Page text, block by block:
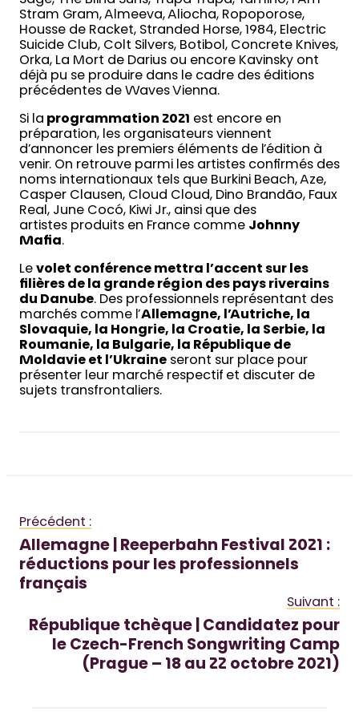
Stram Gram, Almeeva, Aliocha, Ropoporose,
Housse de Racket, Stranded Horse, 1984, Electric
Suicide Club, Colt Silvers, Botibol, Concrete Knives,
Orka, La Mort de Darius ou encore Kavinsky ont
déjà pu se produire dans le cadre des éditions
précédentes de Waves Vienna.
Si la programmation 2021 est encore en
préparation, les organisateurs viennent
d’annoncer les premiers éléments de l’édition à
venir. On retrouve parmi les artistes confirmés des
noms internationaux tels que Burkini Beach, Aze,
Casper Clausen, Cloud Cloud, Dino Brandão, Faux
Real, June Cocó, Kiwi Jr., ainsi que des
artistes produits en France comme Johnny
Mafia.
Le volet conférence mettra l’accent sur les
filières de la grande région des pays riverains
du Danube. Des professionnels représentant des
marchés comme l’Allemagne, l’Autriche, la
Slovaquie, la Hongrie, la Croatie, la Serbie, la
Roumanie, la Bulgarie, la République de
Moldavie et l’Ukraine seront sur place pour
présenter leur marché respectif et discuter de
sujets transfrontaliers.
Précédent :
Allemagne | Reeperbahn Festival 2021 :
réductions pour les professionnels
français
Suivant :
République tchèque | Candidatez pour
le Czech-French Songwriting Camp
(Prague – 18 au 22 octobre 2021)